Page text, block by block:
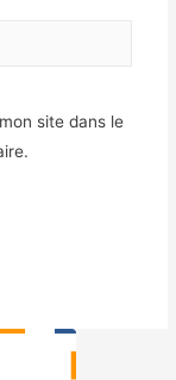
site dans le